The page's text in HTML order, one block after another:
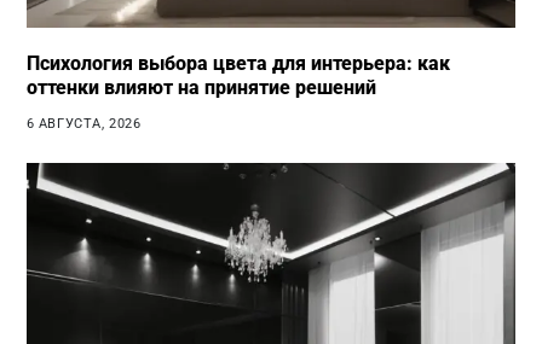
Психология выбора цвета для интерьера: как
оттенки влияют на принятие решений
6 АВГУСТА, 2026